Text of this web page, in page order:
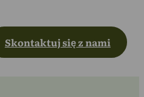
Skontaktuj się z nami